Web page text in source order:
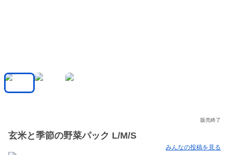
販売終了
玄米と季節の野菜パック L/M/S
みんなの投稿を見る